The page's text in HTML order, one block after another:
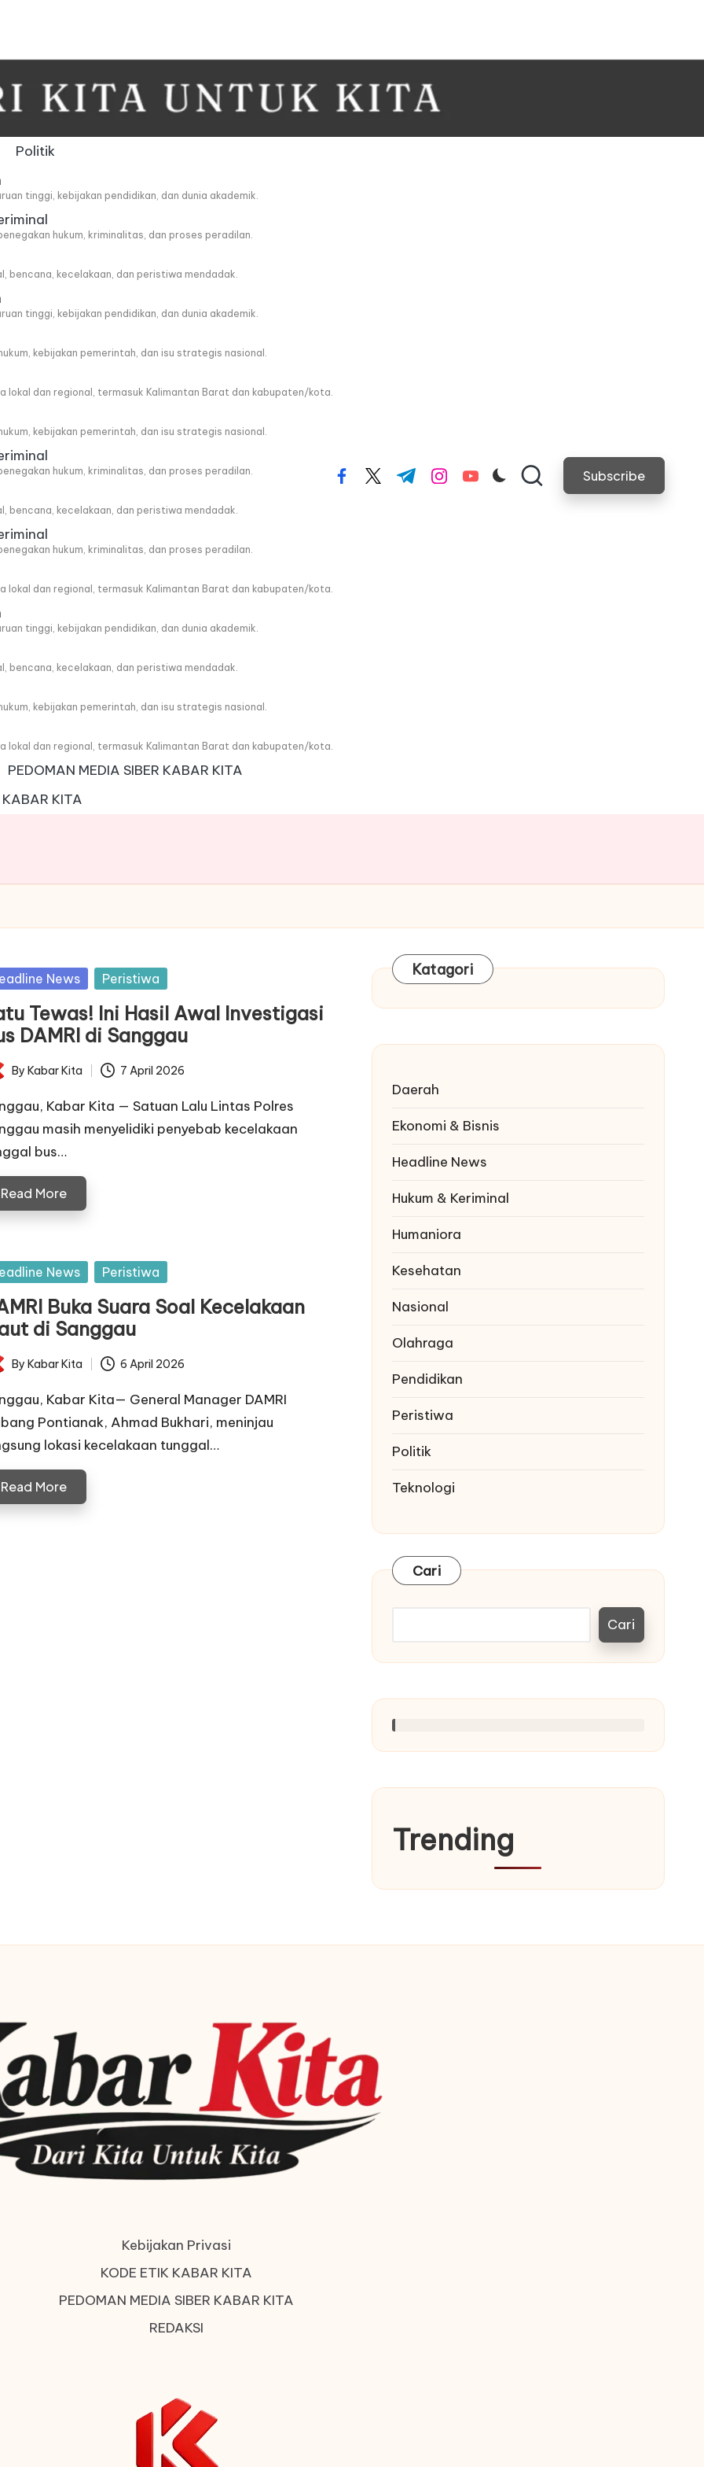
Politik
tinggi, kebijakan pendidikan, dan dunia akademik.
hukum, kriminalitas, dan proses peradilan.
bencana, kecelakaan, dan peristiwa mendadak.
tinggi, kebijakan pendidikan, dan dunia akademik.
kebijakan pemerintah, dan isu strategis nasional.
lokal dan regional, termasuk Kalimantan Barat dan kabupaten/kota.
kebijakan pemerintah, dan isu strategis nasional.
hukum, kriminalitas, dan proses peradilan.
bencana, kecelakaan, dan peristiwa mendadak.
hukum, kriminalitas, dan proses peradilan.
lokal dan regional, termasuk Kalimantan Barat dan kabupaten/kota.
tinggi, kebijakan pendidikan, dan dunia akademik.
bencana, kecelakaan, dan peristiwa mendadak.
kebijakan pemerintah, dan isu strategis nasional.
lokal dan regional, termasuk Kalimantan Barat dan kabupaten/kota.
PEDOMAN MEDIA SIBER KABAR KITA
KABAR KITA
facebook.com
twitter.com
t.me instagram.com
youtube.com Subscribe
News Peristiwa
Tewas! Ini Hasil Awal Investigasi
DAMRI di Sanggau
By Kabar Kita 7 April 2026
Kabar Kita — Satuan Lalu Lintas Polres
masih menyelidiki penyebab kecelakaan
bus…
Read More
News Peristiwa
Buka Suara Soal Kecelakaan
di Sanggau
By Kabar Kita 6 April 2026
Kabar Kita— General Manager DAMRI
Pontianak, Ahmad Bukhari, meninjau
lokasi kecelakaan tunggal…
Read More
Katagori
Daerah
Ekonomi & Bisnis
Headline News
Hukum & Keriminal
Humaniora
Kesehatan
Nasional
Olahraga
Pendidikan
Peristiwa
Politik
Teknologi
Cari
Cari
Trending
Kebijakan Privasi
KODE ETIK KABAR KITA
PEDOMAN MEDIA SIBER KABAR KITA
REDAKSI